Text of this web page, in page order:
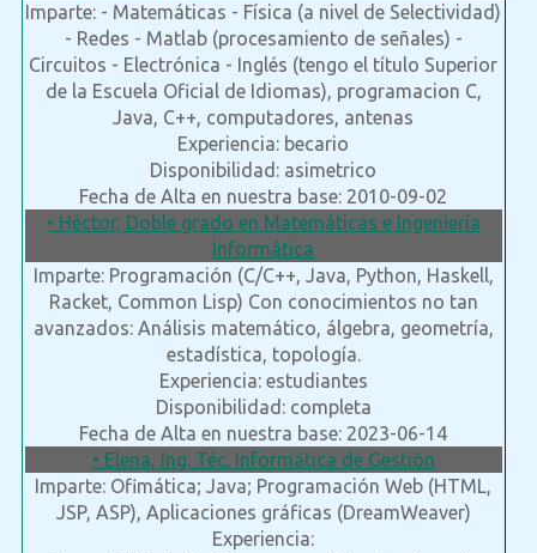
Imparte: - Matemáticas - Física (a nivel de Selectividad)
- Redes - Matlab (procesamiento de señales) -
Circuitos - Electrónica - Inglés (tengo el título Superior
de la Escuela Oficial de Idiomas), programacion C,
Java, C++, computadores, antenas
Experiencia: becario
Disponibilidad: asimetrico
Fecha de Alta en nuestra base: 2010-09-02
• Héctor, Doble grado en Matemáticas e Ingeniería
Informática
Imparte: Programación (C/C++, Java, Python, Haskell,
Racket, Common Lisp) Con conocimientos no tan
avanzados: Análisis matemático, álgebra, geometría,
estadística, topología.
Experiencia: estudiantes
Disponibilidad: completa
Fecha de Alta en nuestra base: 2023-06-14
• Elena, Ing. Téc. Informática de Gestión
Imparte: Ofimática; Java; Programación Web (HTML,
JSP, ASP), Aplicaciones gráficas (DreamWeaver)
Experiencia: